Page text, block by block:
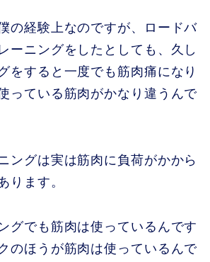
の経験上なのですが、ロードバ
ーニングをしたとしても、久し
をすると一度でも筋肉痛になり
っている筋肉がかなり違うんで
ングは実は筋肉に負荷がかから
ります。
グでも筋肉は使っているんです
のほうが筋肉は使っているんで